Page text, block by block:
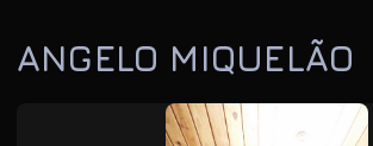
ANGELO MIQUELÃO